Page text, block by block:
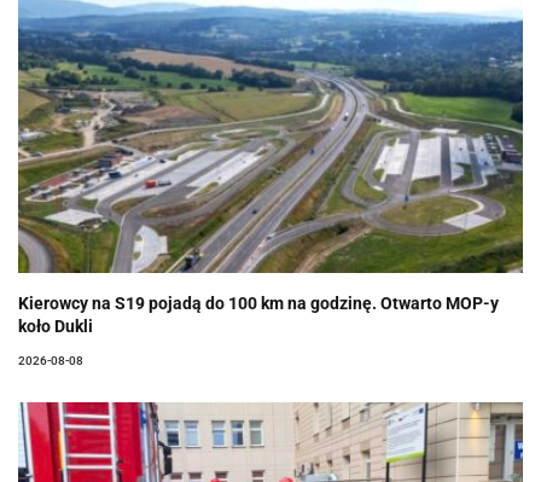
Kierowcy na S19 pojadą do 100 km na godzinę. Otwarto MOP-y
koło Dukli
2026-08-08